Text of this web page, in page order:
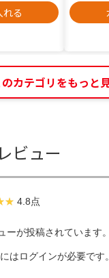
れる
のカテゴリをもっと
ビュー
4.8点
ーが投稿されています。
はログインが必要です。